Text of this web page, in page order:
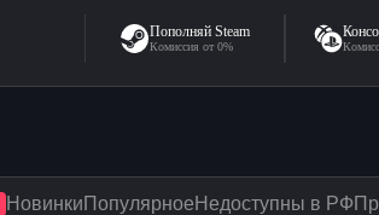
Пополняй Steam
Комиссия от 0%
Новинки Популярное Недоступны в РФ